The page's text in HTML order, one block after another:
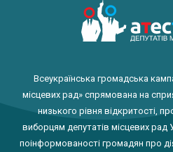
Всеукраїнська громадська
місцевих рад» спрямована на
низького рівня відкритості,
виборцям депутатів місцевих рад
поінформованості громадян про